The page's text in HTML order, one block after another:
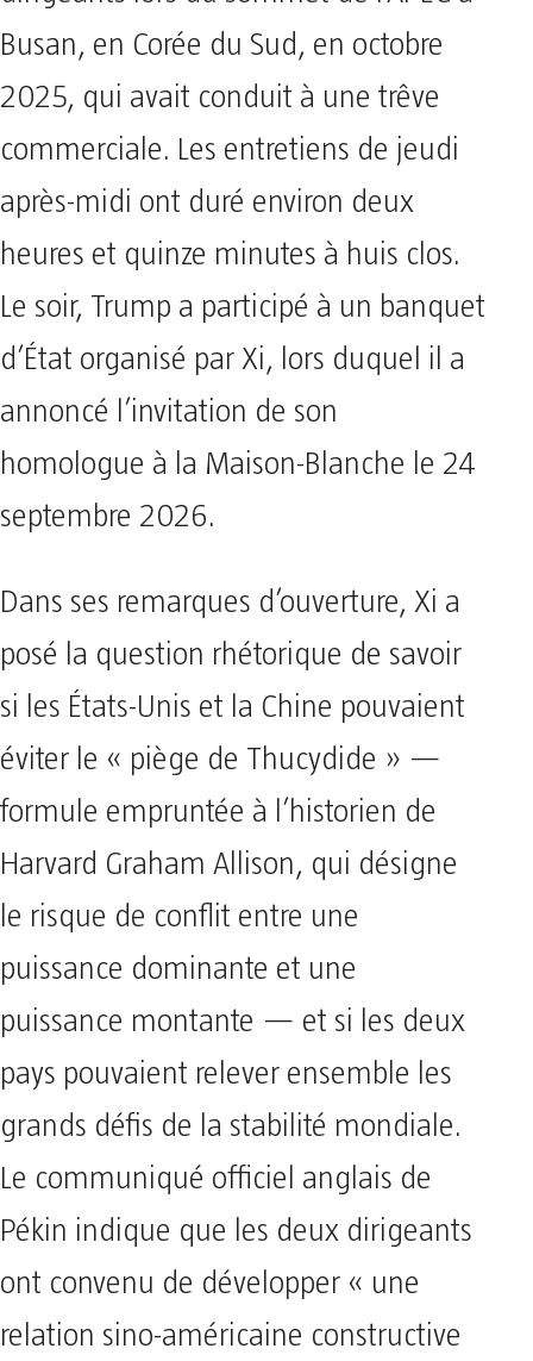
Busan, en Corée du Sud, en octobre
2025, qui avait conduit à une trêve
commerciale. Les entretiens de jeudi
après-midi ont duré environ deux
heures et quinze minutes à huis clos.
Le soir, Trump a participé à un banquet
d’État organisé par Xi, lors duquel il a
annoncé l’invitation de son
homologue à la Maison-Blanche le 24
septembre 2026.
Dans ses remarques d’ouverture, Xi a
posé la question rhétorique de savoir
si les États-Unis et la Chine pouvaient
éviter le « piège de Thucydide » —
formule empruntée à l’historien de
Harvard Graham Allison, qui désigne
le risque de conflit entre une
puissance dominante et une
puissance montante — et si les deux
pays pouvaient relever ensemble les
grands défis de la stabilité mondiale.
Le communiqué officiel anglais de
Pékin indique que les deux dirigeants
ont convenu de développer « une
relation sino-américaine constructive